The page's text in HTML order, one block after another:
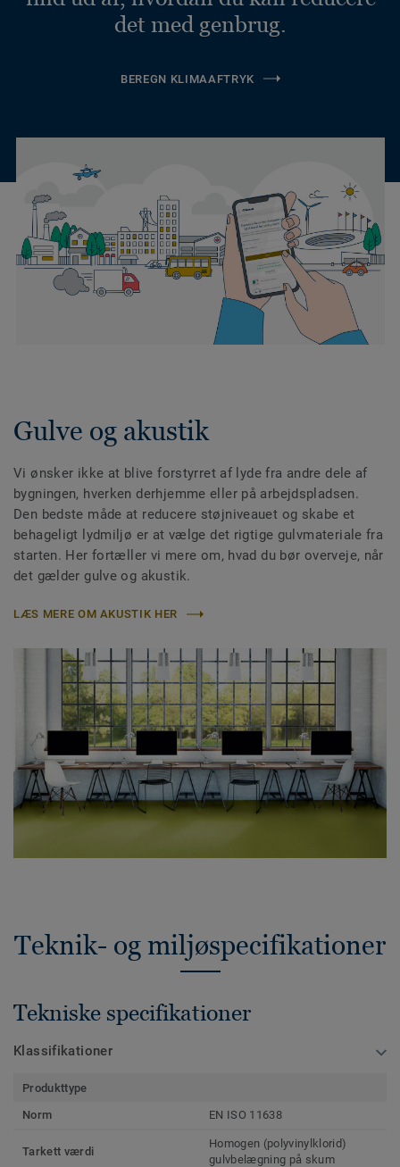
det med genbrug.
BEREGN KLIMAAFTRYK
Gulve og akustik
Vi ønsker ikke at blive forstyrret af lyde fra andre dele af
bygningen, hverken derhjemme eller på arbejdspladsen.
Den bedste måde at reducere støjniveauet og skabe et
behageligt lydmiljø er at vælge det rigtige gulvmateriale fra
starten. Her fortæller vi mere om, hvad du bør overveje, når
det gælder gulve og akustik.
LÆS MERE OM AKUSTIK HER
Teknik- og miljøspecifikationer
Tekniske specifikationer
Klassifikationer
Produkttype
Norm
EN ISO 11638
Tarkett værdi
Homogen (polyvinylklorid)
gulvbelægning på skum